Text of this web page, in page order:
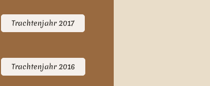
Trachtenjahr 2017
Trachtenjahr 2016